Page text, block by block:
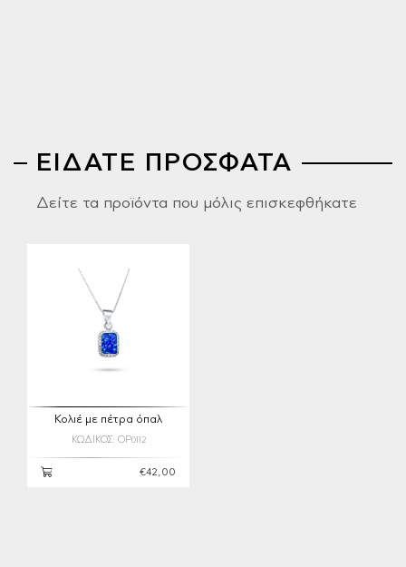
ΕΙΔΑΤΕ ΠΡΟΣΦΑΤΑ
Δείτε τα προϊόντα που μόλις επισκεφθήκατε
Κολιέ με πέτρα όπαλ
ΚΩΔΙΚΟΣ: OP0112
€42,00